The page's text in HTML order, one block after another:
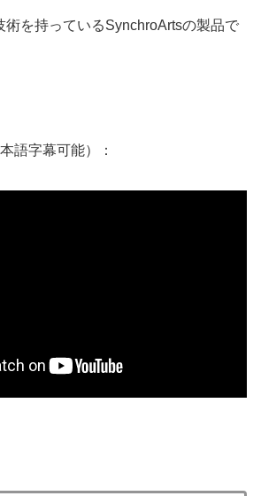
術を持っているSynchroArtsの製品で
語字幕可能）：